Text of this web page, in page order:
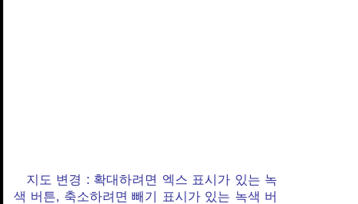
지도 변경 : 확대하려면 엑스 표시가 있는 녹
색 버튼, 축소하려면 빼기 표시가 있는 녹색 버